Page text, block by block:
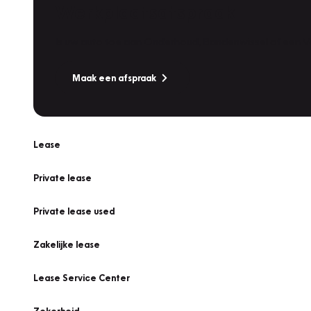
Maak een afspraak
Lease
Private lease
Private lease used
Zakelijke lease
Lease Service Center